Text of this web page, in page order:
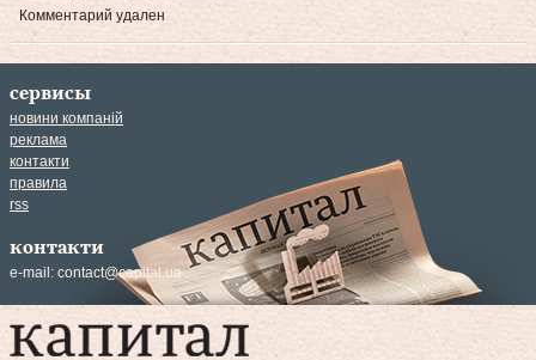
Комментарий удален
сервисы
новини компаній
реклама
контакти
правила
rss
контакти
e-mail: contact@capital.ua